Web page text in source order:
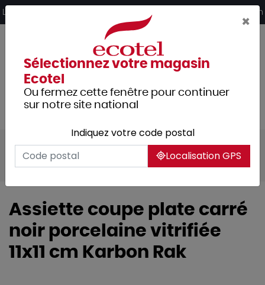
Livraison offerte dès 249€ HT d’achat et retrait 2h en magasin
Tous les produits
Arts de la table
Vaisselle
Assiettes & services
Assiette coupe plate carré
noir porcelaine vitrifiée
11x11 cm Karbon Rak
×
Sélectionnez votre magasin
Ecotel
Ou fermez cette fenêtre pour continuer
sur notre site national
Indiquez votre code postal
Localisation GPS
Panneau de gestion des cookies